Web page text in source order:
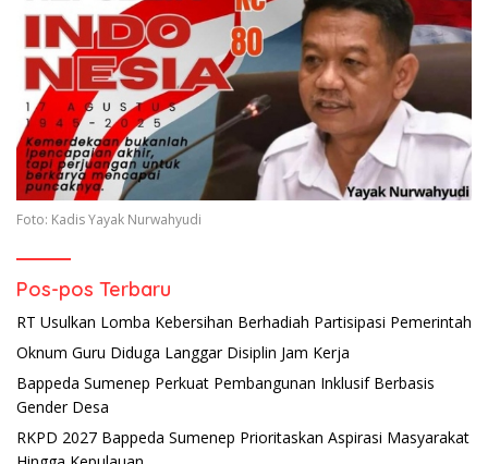
Foto: Kadis Yayak Nurwahyudi
Pos-pos Terbaru
RT Usulkan Lomba Kebersihan Berhadiah Partisipasi Pemerintah
Oknum Guru Diduga Langgar Disiplin Jam Kerja
Bappeda Sumenep Perkuat Pembangunan Inklusif Berbasis
Gender Desa
RKPD 2027 Bappeda Sumenep Prioritaskan Aspirasi Masyarakat